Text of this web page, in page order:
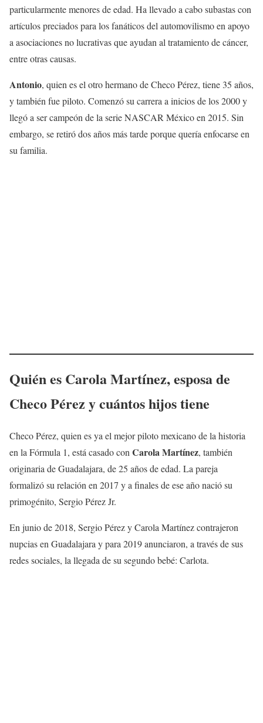
particularmente menores de edad. Ha llevado a cabo subastas con
artículos preciados para los fanáticos del automovilismo en apoyo
a asociaciones no lucrativas que ayudan al tratamiento de cáncer,
entre otras causas.
Antonio, quien es el otro hermano de Checo Pérez, tiene 35 años,
y también fue piloto. Comenzó su carrera a inicios de los 2000 y
llegó a ser campeón de la serie NASCAR México en 2015. Sin
embargo, se retiró dos años más tarde porque quería enfocarse en
su familia.
Quién es Carola Martínez, esposa de
Checo Pérez y cuántos hijos tiene
Checo Pérez, quien es ya el mejor piloto mexicano de la historia
en la Fórmula 1, está casado conCarola Martínez, también
originaria de Guadalajara, de 25 años de edad. La pareja
formalizó su relación en 2017 y a finales de ese año nació su
primogénito, Sergio Pérez Jr.
En junio de 2018, Sergio Pérez y Carola Martínez contrajeron
nupcias en Guadalajara y para 2019 anunciaron, a través de sus
redes sociales, la llegada de su segundo bebé: Carlota.